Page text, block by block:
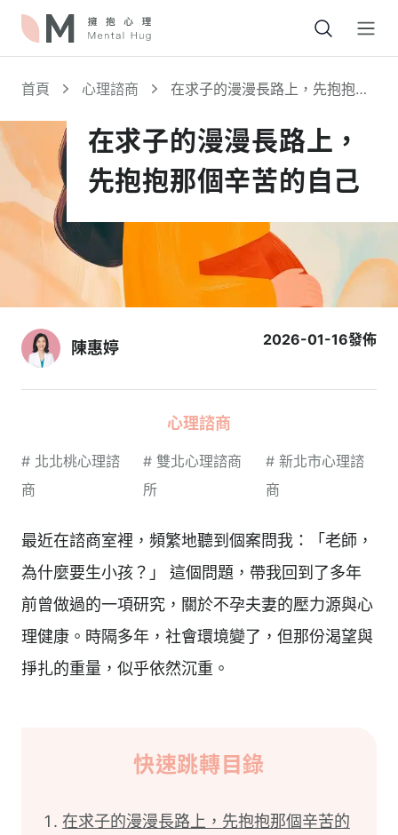
首頁 心理諮商
在求子的漫漫長路上，先抱抱那
在求子的漫漫長路上，
先抱抱那個辛苦的自己
陳惠婷 2026-01-16發佈
心理諮商
# 北北桃心理諮
商
#雙北心理諮商
所
# 新北市心理諮
商
最近在諮商室裡，頻繁地聽到個案問我：「老師，
為什麼要生小孩？」 這個問題，帶我回到了多年
前曾做過的一項研究，關於不孕夫妻的壓力源與心
理健康。時隔多年，社會環境變了，但那份渴望與
掙扎的重量，似乎依然沉重。
快速跳轉目錄
在求子的漫漫長路上，先抱抱那個辛苦的